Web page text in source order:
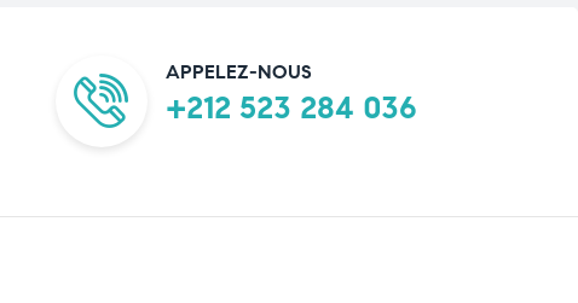
APPELEZ-NOUS
+212 523 284 036